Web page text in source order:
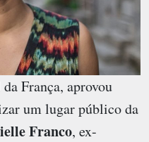
França, aprovou
um lugar público da
Franco, ex-